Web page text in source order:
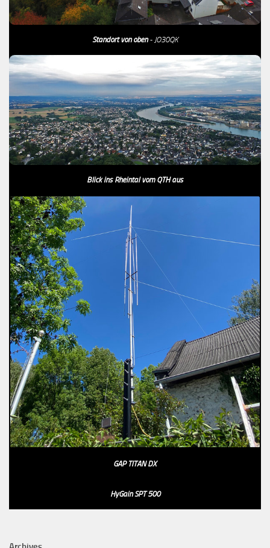
Standort von oben- JO30QK
Blick ins Rheintal vom QTH aus
GAP TITAN DX
HyGain SPT 500